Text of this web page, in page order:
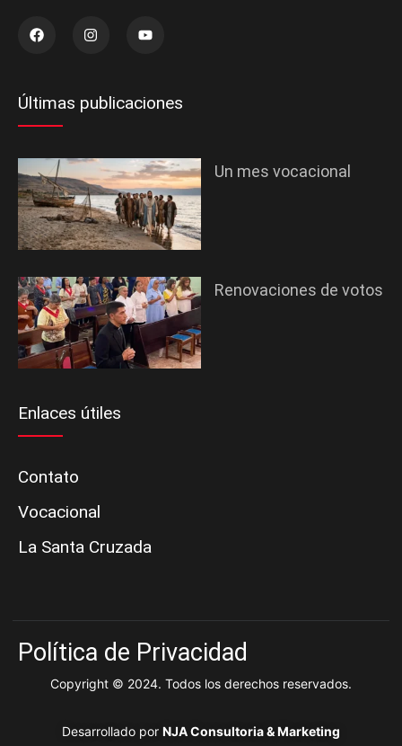
Últimas publicaciones
Un mes vocacional
Renovaciones de votos
Enlaces útiles
Contato
Vocacional
La Santa Cruzada
Política de Privacidad
Copyright © 2024. Todos los derechos reservados.
Desarrollado por NJA Consultoria & Marketing